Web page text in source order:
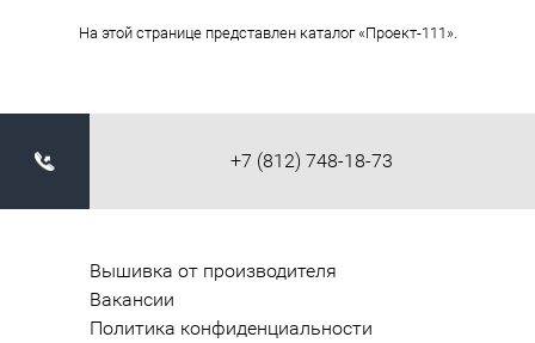
На этой странице представлен каталог «Проект-111».
+7 (812) 748-18-73
Вышивка от производителя
Вакансии
Политика конфиденциальности